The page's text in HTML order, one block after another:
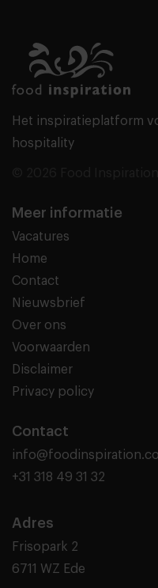
Het inspiratieplatform
hospitality
Meer informatie
Vacatures
Home
Contact
Nieuwsbrief
Over ons
Voorwaarden
Disclaimer
Privacy policy
Contact
+31 318 49 31 32
Adres
Frisopark 2
6711 WZ Ede